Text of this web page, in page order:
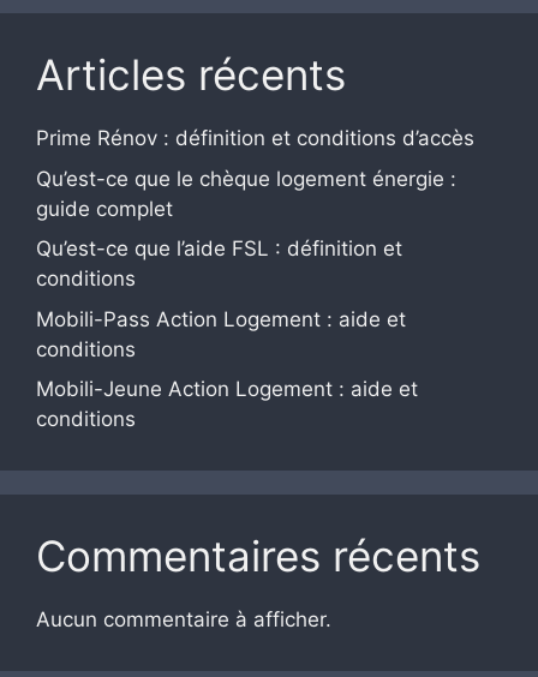
Articles récents
Prime Rénov : définition et conditions d’accès
Qu’est-ce que le chèque logement énergie :
guide complet
Qu’est-ce que l’aide FSL : définition et
conditions
Mobili-Pass Action Logement : aide et
conditions
Mobili-Jeune Action Logement : aide et
conditions
Commentaires récents
Aucun commentaire à afficher.